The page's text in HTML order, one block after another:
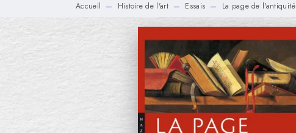
Accueil — Histoire de l'art — Essais — La page de